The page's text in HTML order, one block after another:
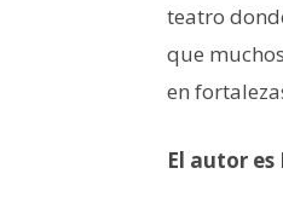
teatro
que
en
El autor